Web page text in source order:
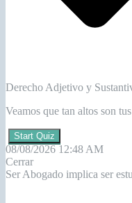
Derecho Adjetivo y
Veamos que tan altos son
Start Quiz
08/08/2026 12:48 AM
Cerrar
Ser Abogado implica ser